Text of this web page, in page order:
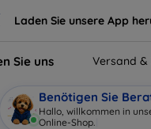
Laden Sie unsere App
Sie uns Versand &
Benötigen Sie
Hallo, willkommen in
Online-Shop.